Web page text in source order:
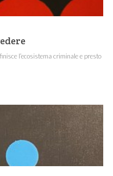
l’ecosistema criminale e presto